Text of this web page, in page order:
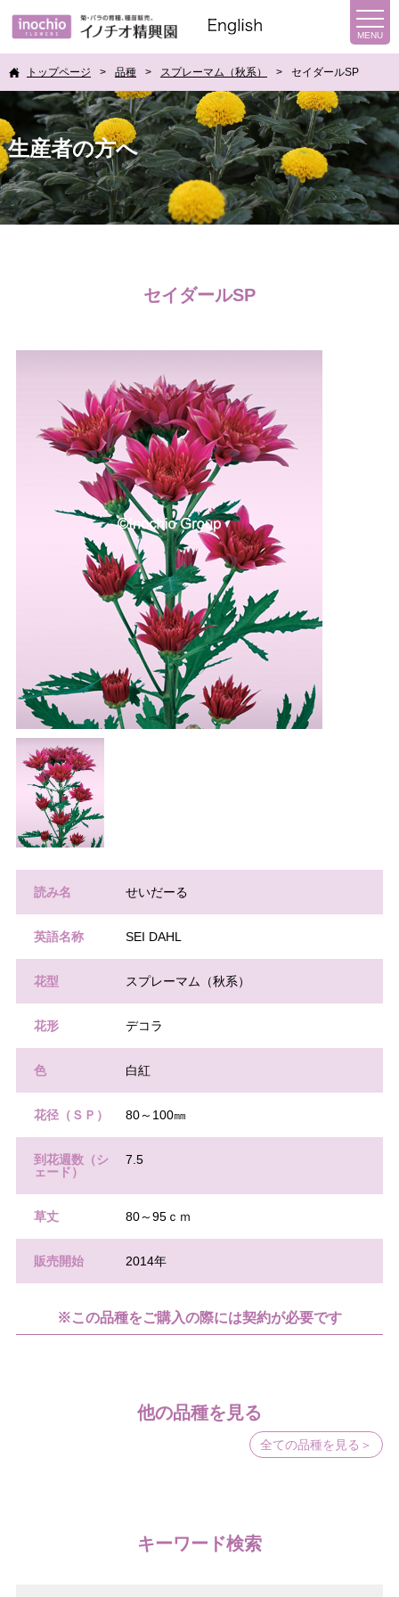
トップページ 品種 スプレーマム（秋系） セイダールSP
生産者の方へ
セイダールSP
読み名 せいだーる
英語名称 SEI DAHL
花型 スプレーマム（秋系）
花形 デコラ
色 白紅
花径（ＳＰ） 80～100㎜
到花週数（シ
ェード）
7.5
草丈 80～95ｃｍ
販売開始 2014年
※この品種をご購入の際には契約が必要です
他の品種を見る
全ての品種を見る＞
キーワード検索